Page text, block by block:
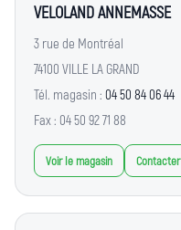
VELOLAND ANNEMASSE
3 rue de Montréal
74100 VILLE LA GRAND
Tél. magasin : 04 50 84 06 44
Fax : 04 50 92 71 88
Voir le magasin Contacter